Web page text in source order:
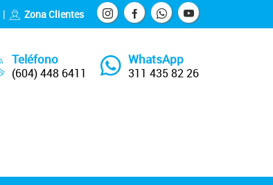
Zona Clientes
Teléfono
(604) 448 6411
WhatsApp
311 435 82 26